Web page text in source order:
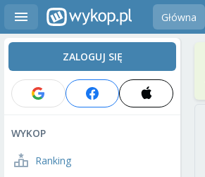
Główna
ZALOGUJ SIĘ
WYKOP
Ranking